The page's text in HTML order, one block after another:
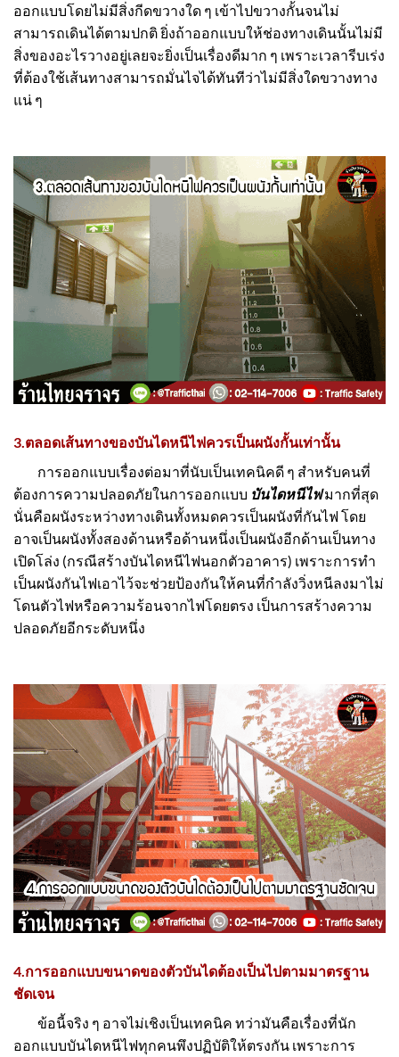
ออกแบบโดยไม่มีสิ่งกีดขวางใด ๆ เข้าไปขวางกั้นจนไม่
สามารถเดินได้ตามปกติ ยิ่งถ้าออกแบบให้ช่องทางเดินนั้นไม่มี
สิ่งของอะไรวางอยู่เลยจะยิ่งเป็นเรื่องดีมาก ๆ เพราะเวลารีบเร่ง
ที่ต้องใช้เส้นทางสามารถมั่นไจได้ทันทีว่าไม่มีสิ่งใดขวางทาง
แน่ ๆ
3.ตลอดเส้นทางของบันไดหนีไฟควรเป็นผนังกั้นเท่านั้น
การออกแบบเรื่องต่อมาที่นับเป็นเทคนิคดี ๆ สำหรับคนที่
ต้องการความปลอดภัยในการออกแบบ บันไดหนีไฟมากที่สุด
นั่นคือผนังระหว่างทางเดินทั้งหมดควรเป็นผนังที่กันไฟ โดย
อาจเป็นผนังทั้งสองด้านหรือด้านหนึ่งเป็นผนังอีกด้านเป็นทาง
เปิดโล่ง (กรณีสร้างบันไดหนีไฟนอกตัวอาคาร) เพราะการทำ
เป็นผนังกันไฟเอาไว้จะช่วยป้องกันให้คนที่กำลังวิ่งหนีลงมาไม่
โดนตัวไฟหรือความร้อนจากไฟโดยตรง เป็นการสร้างความ
ปลอดภัยอีกระดับหนึ่ง
4.การออกแบบขนาดของตัวบันไดต้องเป็นไปตามมาตรฐาน
ชัดเจน
ข้อนี้จริง ๆ อาจไม่เชิงเป็นเทคนิค ทว่ามันคือเรื่องที่นัก
ออกแบบบันไดหนีไฟทุกคนพึงปฏิบัติให้ตรงกัน เพราะการ